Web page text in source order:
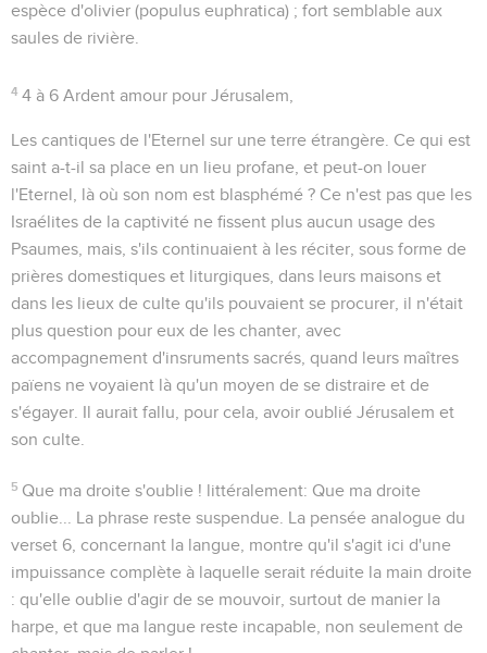
espèce d'olivier (populus euphratica) ; fort semblable aux
saules de rivière.
4 4 à 6 Ardent amour pour Jérusalem,
Les cantiques de l'Eternel sur une terre étrangère . Ce qui est
saint a-t-il sa place en un lieu profane, et peut-on louer
l'Eternel, là où son nom est blasphémé ? Ce n'est pas que les
Israélites de la captivité ne fissent plus aucun usage des
Psaumes, mais, s'ils continuaient à les réciter, sous forme de
prières domestiques et liturgiques, dans leurs maisons et
dans les lieux de culte qu'ils pouvaient se procurer, il n'était
plus question pour eux de les chanter, avec
accompagnement d'insruments sacrés, quand leurs maîtres
païens ne voyaient là qu'un moyen de se distraire et de
s'égayer. Il aurait fallu, pour cela, avoir oublié Jérusalem et
son culte.
5 Que ma droite s'oublie ! littéralement: Que ma droite
oublie...
La phrase reste suspendue. La pensée analogue du
verset 6, concernant la langue, montre qu'il s'agit ici d'une
impuissance complète à laquelle serait réduite la main droite
: qu'elle oublie d'agir de se mouvoir, surtout de manier la
harpe, et que ma langue reste incapable, non seulement de